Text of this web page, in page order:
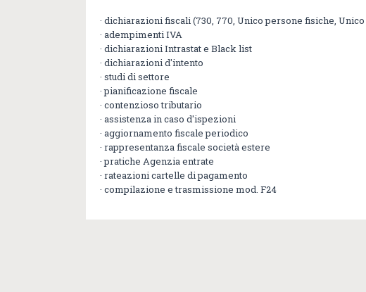
· dichiarazioni fiscali (730, 770, Unico persone fisiche,
· adempimenti IVA
· dichiarazioni Intrastat e Black list
· dichiarazioni d'intento
· studi di settore
· pianificazione fiscale
· contenzioso tributario
· assistenza in caso d'ispezioni
· aggiornamento fiscale periodico
· rappresentanza fiscale società estere
· pratiche Agenzia entrate
· rateazioni cartelle di pagamento
· compilazione e trasmissione mod. F24